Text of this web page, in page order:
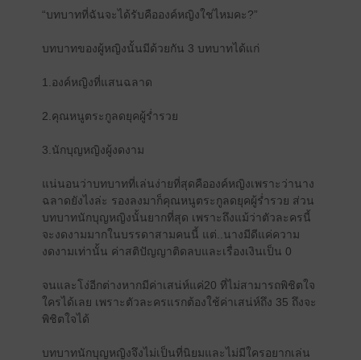
“บทบาทที่ฉันจะได้รับคือองค์หญิงใช่ไหมคะ?”
บทบาทของผู้หญิงนั้นมีด้วยกัน 3 บทบาทได้แก่
1.องค์หญิงที่แสนฉลาด
2.คุณหนูตระกูลดยุคผู้ร่ำรวย
3.นักบุญหญิงผู้งดงาม
แน่นอนว่าบทบาทที่เล่นง่ายที่สุดคือองค์หญิงเพราะว่านาง
ฉลาดยังไงล่ะ รองลงมาก็คุณหนูตระกูลดยุคผู้ร่ำรวย ส่วน
บทบาทนักบุญหญิงนั้นยากที่สุด เพราะถึงแม้ว่าตัวละครนี้
จะงดงามมากในบรรดาสามคนนี้ แต่..นางมีดีแค่ความ
งดงามเท่านั้น ค่าสติปัญญาติดลบและเรื่องเงินเป็น 0
จนและโง่อีกต่างหากมีค่าเสน่ห์แค่20 ที่ไม่สามารถพิชิตใจ
ใครได้เลย เพราะตัวละครแรกต้องใช้ค่าเสน่ห์ถึง 35 ถึงจะ
พิชิตใจได้
บทบาทนักบุญหญิงจึงไม่เป็นที่นิยมและไม่มีใครอยากเล่น